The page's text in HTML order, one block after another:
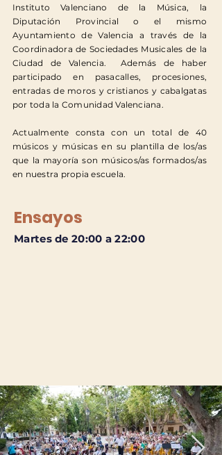
Instituto Valenciano de la Música, la
Diputación Provincial o el mismo
Ayuntamiento de Valencia a través de la
Coordinadora de Sociedades Musicales de la
Ciudad de Valencia. Además de haber
participado en pasacalles, procesiones,
entradas de moros y cristianos y cabalgatas
por toda la Comunidad Valenciana.
Actualmente consta con un total de 40
músicos y músicas en su plantilla de los/as
que la mayoría son músicos/as formados/as
en nuestra propia escuela.
Ensayos
Martes de 20:00 a 22:00